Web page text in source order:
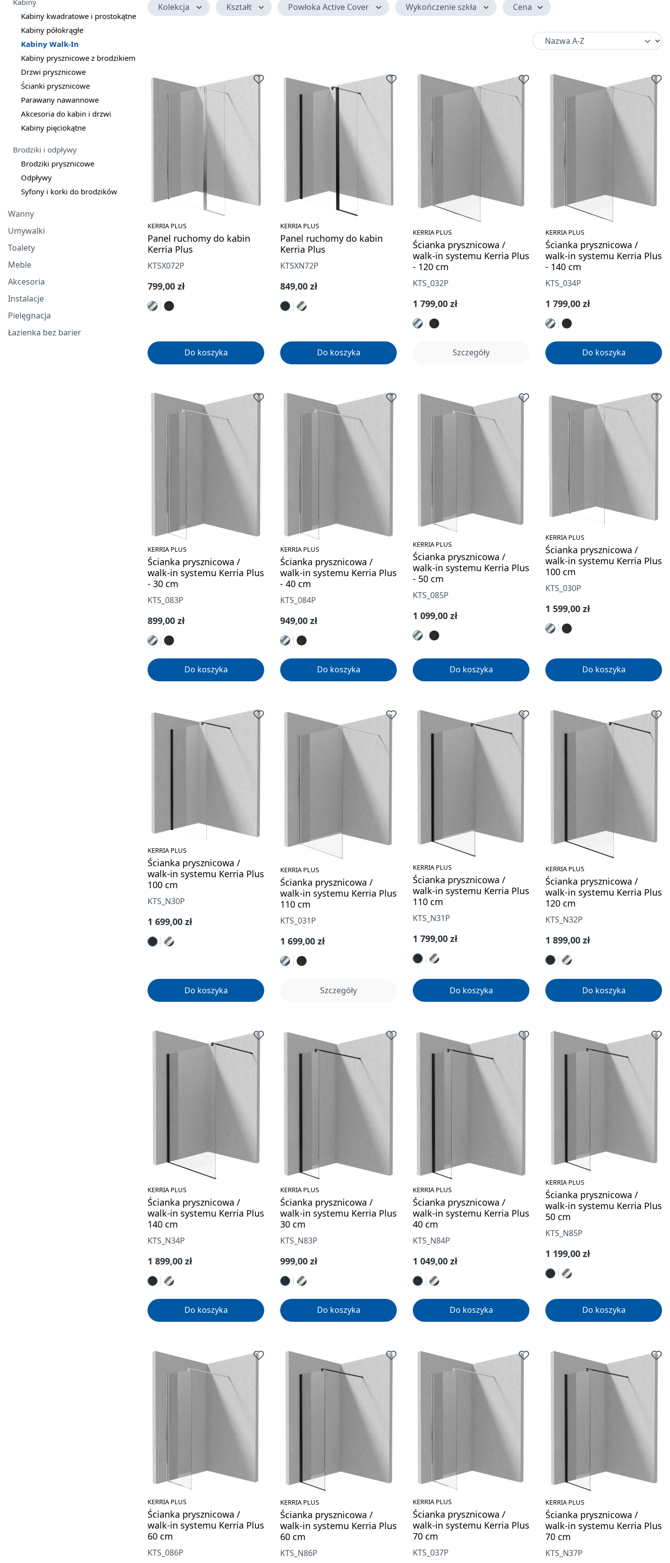
Kabiny
Kabiny kwadratowe i prostokątne
Kabiny półokrągłe
Kabiny Walk-In
Kabiny prysznicowe z brodzikiem
Drzwi prysznicowe
Ścianki prysznicowe
Parawany nawannowe
Akcesoria do kabin i drzwi
Kabiny pięciokątne
Brodziki i odpływy
Brodziki prysznicowe
Odpływy
Syfony i korki do brodzików
Wanny
Umywalki
Toalety
Meble
Akcesoria
Instalacje
Pielęgnacja
Łazienka bez barier
Kolekcja Kształt Powłoka Active Cover Wykończenie szkła Cena
KERRIA PLUS
Panel ruchomy do kabin
Kerria Plus
KTSX072P
Cena regularna:
799,00 zł
Do koszyka
KERRIA PLUS
Panel ruchomy do kabin
Kerria Plus
KTSXN72P
Cena regularna:
849,00 zł
Do koszyka
KERRIA PLUS
Ścianka prysznicowa /
walk-in systemu Kerria Plus
- 120 cm
KTS_032P
Cena regularna:
1 799,00 zł
Szczegóły
KERRIA PLUS
Ścianka prysznicowa /
walk-in systemu Kerria Plus
- 140 cm
KTS_034P
Cena regularna:
1 799,00 zł
Do koszyka
KERRIA PLUS
Ścianka prysznicowa /
walk-in systemu Kerria Plus
- 30 cm
KTS_083P
Cena regularna:
899,00 zł
Do koszyka
KERRIA PLUS
Ścianka prysznicowa /
walk-in systemu Kerria Plus
- 40 cm
KTS_084P
Cena regularna:
949,00 zł
Do koszyka
KERRIA PLUS
Ścianka prysznicowa /
walk-in systemu Kerria Plus
- 50 cm
KTS_085P
Cena regularna:
1 099,00 zł
Do koszyka
KERRIA PLUS
Ścianka prysznicowa /
walk-in systemu Kerria Plus
100 cm
KTS_030P
Cena regularna:
1 599,00 zł
Do koszyka
KERRIA PLUS
Ścianka prysznicowa /
walk-in systemu Kerria Plus
100 cm
KTS_N30P
Cena regularna:
1 699,00 zł
Do koszyka
KERRIA PLUS
Ścianka prysznicowa /
walk-in systemu Kerria Plus
110 cm
KTS_031P
Cena regularna:
1 699,00 zł
Szczegóły
KERRIA PLUS
Ścianka prysznicowa /
walk-in systemu Kerria Plus
110 cm
KTS_N31P
Cena regularna:
1 799,00 zł
Do koszyka
KERRIA PLUS
Ścianka prysznicowa /
walk-in systemu Kerria Plus
120 cm
KTS_N32P
Cena regularna:
1 899,00 zł
Do koszyka
KERRIA PLUS
Ścianka prysznicowa /
walk-in systemu Kerria Plus
140 cm
KTS_N34P
Cena regularna:
1 899,00 zł
Do koszyka
KERRIA PLUS
Ścianka prysznicowa /
walk-in systemu Kerria Plus
30 cm
KTS_N83P
Cena regularna:
999,00 zł
Do koszyka
KERRIA PLUS
Ścianka prysznicowa /
walk-in systemu Kerria Plus
40 cm
KTS_N84P
Cena regularna:
1 049,00 zł
Do koszyka
KERRIA PLUS
Ścianka prysznicowa /
walk-in systemu Kerria Plus
50 cm
KTS_N85P
Cena regularna:
1 199,00 zł
Do koszyka
KERRIA PLUS
Ścianka prysznicowa /
walk-in systemu Kerria Plus
60 cm
KTS_086P
KERRIA PLUS
Ścianka prysznicowa /
walk-in systemu Kerria Plus
60 cm
KTS_N86P
KERRIA PLUS
Ścianka prysznicowa /
walk-in systemu Kerria Plus
70 cm
KTS_037P
KERRIA PLUS
Ścianka prysznicowa /
walk-in systemu Kerria Plus
70 cm
KTS_N37P